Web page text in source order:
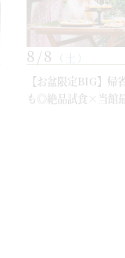
8/8
（土）
【お盆限定BIG】帰
も◎絶品試食×当館